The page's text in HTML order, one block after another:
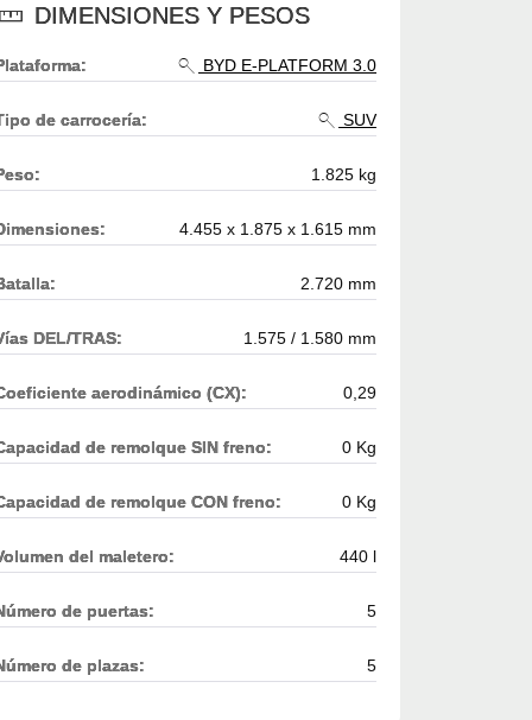
DIMENSIONES Y PESOS
BYD E-PLATFORM 3.0
de carrocería: SUV
1.825 kg
4.455 x 1.875 x 1.615 mm
2.720 mm
DEL/TRAS: 1.575 / 1.580 mm
aerodinámico (CX): 0,29
de remolque SIN freno: 0 Kg
de remolque CON freno: 0 Kg
del maletero: 440 l
de puertas: 5
de plazas: 5